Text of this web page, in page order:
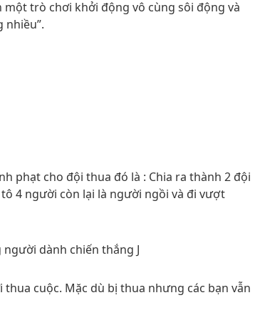
một trò chơi khởi động vô cùng sôi động và
nhiều”.
phạt cho đội thua đó là : Chia ra thành 2 đội
4 người còn lại là người ngồi và đi vượt
dành chiến thắng J
cuộc. Mặc dù bị thua nhưng các bạn vẫn